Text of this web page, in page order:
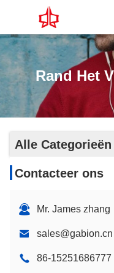
Rand Het
Alle Categorieën
Contacteer ons
Mr. James zhang
sales@gabion.cn
86-15251686777